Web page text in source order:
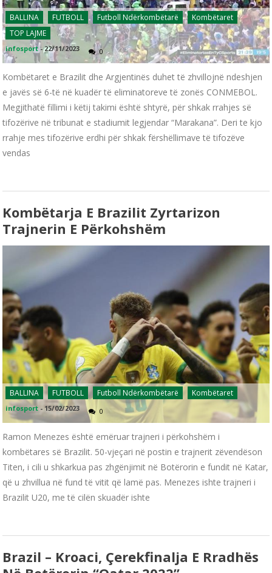
BALLINA FUTBOLL Futboll Ndërkombëtarë
Kombëtaret
TOP LAJME
infosport -22/11/2023 0
Kombëtaret e Brazilit dhe Argjentinës duhet të zhvillojnë ndeshjen
e javës së 6-të në kuadër të eliminatoreve të zonës CONMEBOL.
Megjithatë fillimi i këtij takimi është shtyrë, për shkak rrahjes së
tifozërive në tribunat e stadiumit legjendar “Marakana”. Deri te kjo
rrahje mes tifozërive erdhi për shkak fërshëllimave të tifozëve
vendas
Kombëtarja E Brazilit Zyrtarizon
Trajnerin E Përkohshëm
BALLINA FUTBOLL Futboll Ndërkombëtarë Kombëtaret
infosport - 15/02/2023 0
Ramon Menezes është emëruar trajneri i përkohshëm i
kombëtares së Brazilit. 50-vjeçari në postin e trajnerit zëvendëson
Titen, i cili u shkarkua pas zhgënjimit në Botërorin e fundit në Katar,
që u zhvillua në fund të vitit që lamë pas. Menezes ishte trajneri i
Brazilit U20, me të cilën skuadër ishte
Brazil – Kroaci, Çerekfinalja E Rradhës